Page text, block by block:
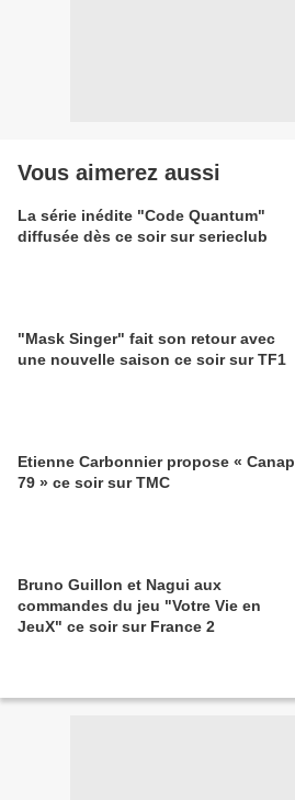
Vous aimerez aussi
La série inédite "Code Quantum"
diffusée dès ce soir sur serieclub
"Mask Singer" fait son retour avec
une nouvelle saison ce soir sur TF1
Etienne Carbonnier propose « Canap
79 » ce soir sur TMC
Bruno Guillon et Nagui aux
commandes du jeu "Votre Vie en
JeuX" ce soir sur France 2